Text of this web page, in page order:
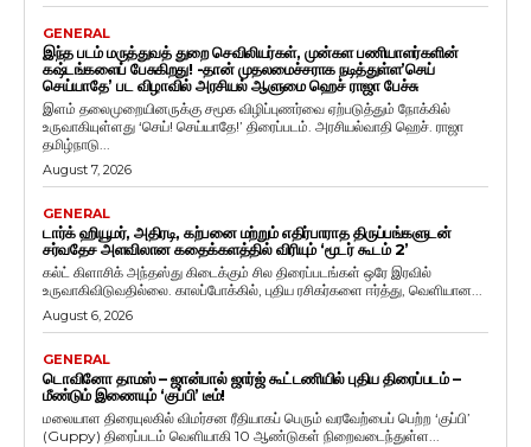
GENERAL
இந்த படம் மருத்துவத் துறை செவிலியர்கள், முன்கள பணியாளர்களின்
கஷ்டங்களைப் பேசுகிறது! -தான் முதலமைச்சராக நடித்துள்ள’செய்
செய்யாதே’ பட விழாவில் அரசியல் ஆளுமை ஹெச் ராஜா பேச்சு
இளம் தலைமுறையினருக்கு சமூக விழிப்புணர்வை ஏற்படுத்தும் நோக்கில்
உருவாகியுள்ளது ‘செய்! செய்யாதே!’ திரைப்படம். அரசியல்வாதி ஹெச். ராஜா
தமிழ்நாடு...
August 7, 2026
GENERAL
டார்க் ஹியூமர், அதிரடி, கற்பனை மற்றும் எதிர்பாராத திருப்பங்களுடன்
சர்வதேச அளவிலான கதைக்களத்தில் விரியும் ‘மூடர் கூடம் 2’
கல்ட் கிளாசிக் அந்தஸ்து கிடைக்கும் சில திரைப்படங்கள் ஒரே இரவில்
உருவாகிவிடுவதில்லை. காலப்போக்கில், புதிய ரசிகர்களை ஈர்த்து, வெளியான...
August 6, 2026
GENERAL
டொவினோ தாமஸ் – ஜான்பால் ஜார்ஜ் கூட்டணியில் புதிய திரைப்படம் –
மீண்டும் இணையும் ‘குப்பி’ டீம்!
மலையாள திரையுலகில் விமர்சன ரீதியாகப் பெரும் வரவேற்பைப் பெற்ற ‘குப்பி’
(Guppy) திரைப்படம் வெளியாகி 10 ஆண்டுகள் நிறைவடைந்துள்ள...